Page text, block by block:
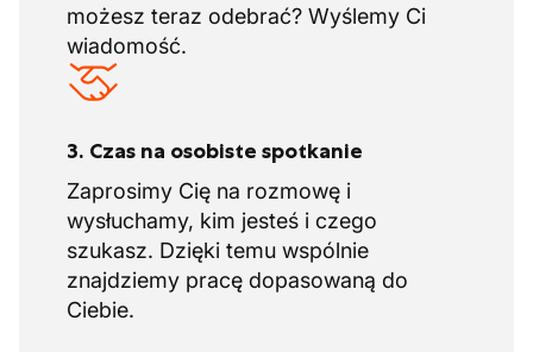
możesz teraz odebrać? Wyślemy Ci
wiadomość.
3. Czas na osobiste spotkanie
Zaprosimy Cię na rozmowę i
wysłuchamy, kim jesteś i czego
szukasz. Dzięki temu wspólnie
znajdziemy pracę dopasowaną do
Ciebie.